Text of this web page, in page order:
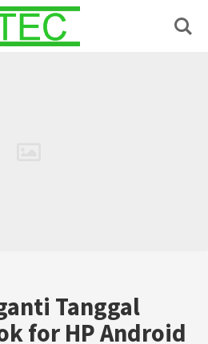
Tanggal
for HP Android